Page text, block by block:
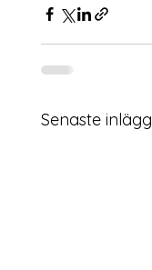
Senaste inlägg